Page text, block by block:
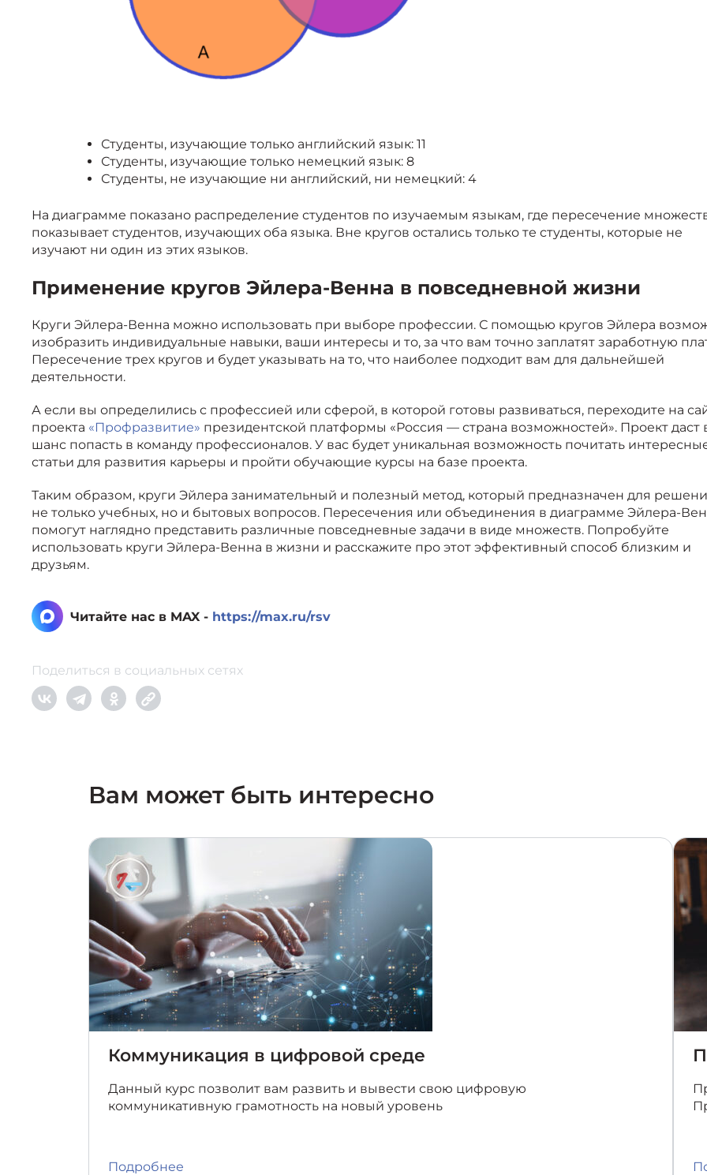
Студенты, изучающие только английский язык: 11
Студенты, изучающие только немецкий язык: 8
Студенты, не изучающие ни английский, ни немецкий: 4
На диаграмме показано распределение студентов по изучаемым языкам, где пересечение
показывает студентов, изучающих оба языка. Вне кругов остались только те студенты, которые не
изучают ни один из этих языков.
Применение кругов Эйлера-Венна в повседневной жизни
Круги Эйлера-Венна можно использовать при выборе профессии. С помощью кругов Эйлера
изобразить индивидуальные навыки, ваши интересы и то, за что вам точно заплатят заработную
Пересечение трех кругов и будет указывать на то, что наиболее подходит вам для дальнейшей
деятельности.
А если вы определились с профессией или сферой, в которой готовы развиваться, переходите на
проекта «Профразвитие» президентской платформы «Россия — страна возможностей». Проект даст
шанс попасть в команду профессионалов. У вас будет уникальная возможность почитать
статьи для развития карьеры и пройти обучающие курсы на базе проекта.
Таким образом, круги Эйлера занимательный и полезный метод, который предназначен для
не только учебных, но и бытовых вопросов. Пересечения или объединения в диаграмме Эйлера-
помогут наглядно представить различные повседневные задачи в виде множеств. Попробуйте
использовать круги Эйлера-Венна в жизни и расскажите про этот эффективный способ близким и
друзьям.
Читайте нас в MAX - https://max.ru/rsv
Поделиться в социальных сетях
Вам может быть интересно
Коммуникация в цифровой среде
Данный курс позволит вам развить и вывести свою цифровую
коммуникативную грамотность на новый уровень
Подробнее